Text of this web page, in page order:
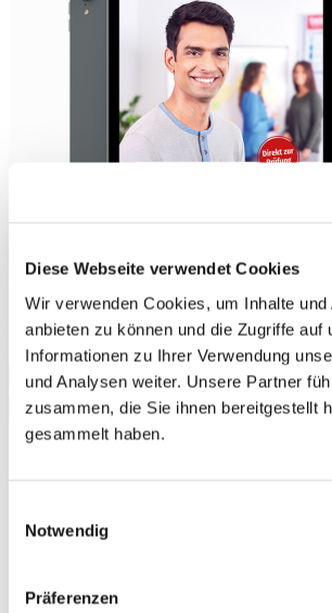
Diese Webseite verwendet Cookies
Wir verwenden Cookies, um Inhalte
anbieten zu können und die Zugriffe
Informationen zu Ihrer Verwendung
und Analysen weiter. Unsere Partner
zusammen, die Sie ihnen bereitgestellt
gesammelt haben.
Notwendig
Präferenzen
Einfach gut digital! teaching companion A1
€28.90
Add to Cart